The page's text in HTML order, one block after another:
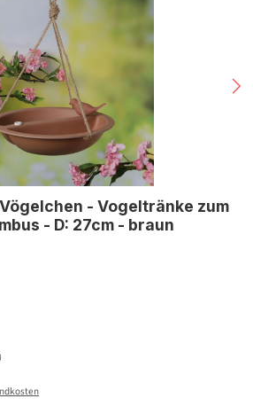
- Vogeltränke zum
- D: 27cm - braun